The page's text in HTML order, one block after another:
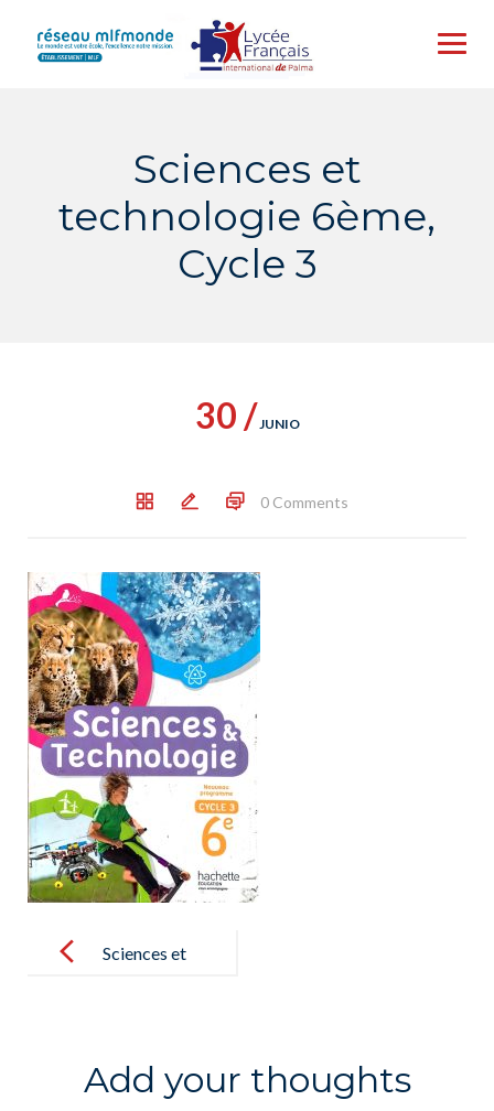
content
Sciences et
technologie 6ème,
Cycle 3
30 /JUNIO
0 Comments
navigationSciences et
Add your thoughts